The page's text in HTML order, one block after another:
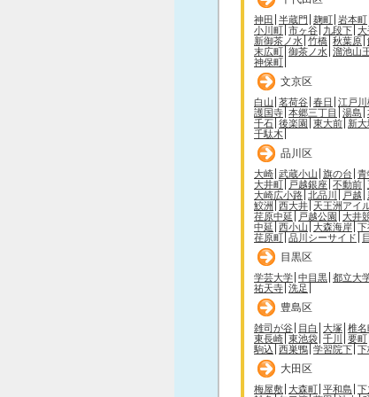
神田 半蔵門 麹町 岩本町
小川町 市ヶ谷 九段下 大
新御茶ノ水 竹橋 秋葉原
末広町 御茶ノ水 溜池山
神保町
文京区
白山 茗荷谷 春日
江戸川
護国寺 本郷三丁目 湯島
千石 後楽園 東大前 新大
千駄木
品川区
大崎 武蔵小山 旗の台 青
大井町
戸越銀座 不動前
大崎広小路 北品川 戸越
鮫洲
西大井 天王洲アイ
荏原中延
戸越公園
大井
中延 西小山 大森海岸 下
荏原町 品川シーサイド
目黒区
学芸大学 中目黒 都立大
祐天寺 洗足
豊島区
雑司が谷 目白 大塚 椎名
東長崎 東池袋 千川 要町
駒込 西巣鴨 学習院下 下
大田区
梅屋敷 大森町 平和島 下